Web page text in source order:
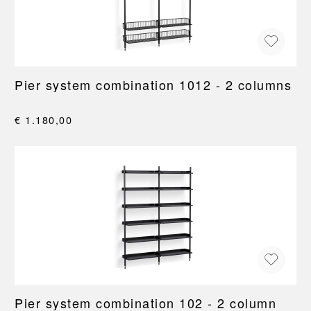
Pier system combination 1012 - 2 columns
€ 1.180,00
Pier system combination 102 - 2 column